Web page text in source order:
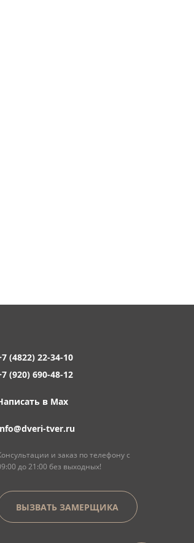
(4822) 22-34-10
(920) 690-48-12
в Max
tver.ru
и заказ по телефону с
до 21:00 без выходных!
ВЫЗВАТЬ ЗАМЕРЩИКА